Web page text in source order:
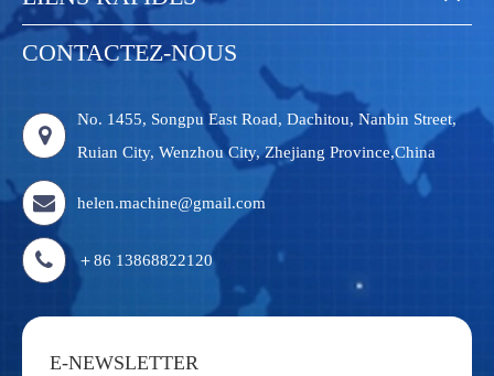
CONTACTEZ-NOUS
No. 1455, Songpu East Road, Dachitou, Nanbin Street,
Ruian City, Wenzhou City, Zhejiang Province,China
helen.machine@gmail.com
＋86 13868822120
E-NEWSLETTER